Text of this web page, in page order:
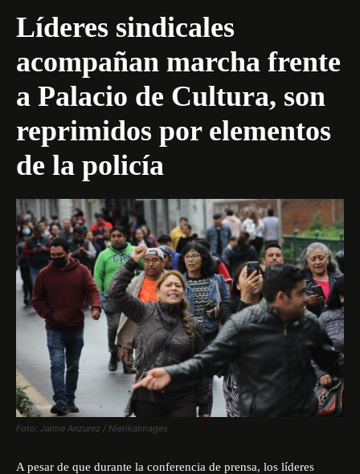
Líderes sindicales
acompañan marcha frente
a Palacio de Cultura, son
reprimidos por elementos
de la policía
Foto: Jaime Anzurez / NierikaImages
A pesar de que durante la conferencia de prensa, los líderes